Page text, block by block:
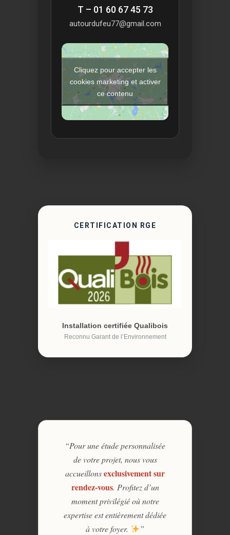
T – 01 60 67 45 73
autourdufeu77@gmail.com
Cliquez pour accepter les
cookies marketing et activer
ce contenu
CERTIFICATION RGE
Installation certifiée Qualibois
Reconnu Garant de l’Environnement
“Pour une étude personnalisée
de votre projet, nous vous
accueillonsexclusivement sur
rendez-vous. Profitez d’un
moment privilégié où notre
expertise est entièrement dédiée
à votre foyer.
”